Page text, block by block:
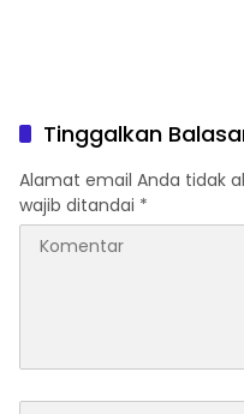
Tinggalkan
Alamat email Anda tidak
wajib ditandai *